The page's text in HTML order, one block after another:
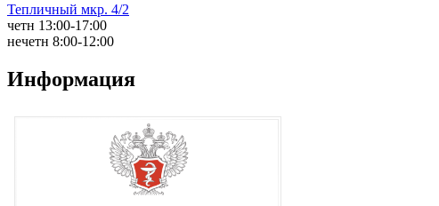
Тепличный мкр. 4/2
четн 13:00-17:00
нечетн 8:00-12:00
Информация